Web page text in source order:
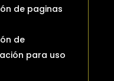
de paginas
de
para uso